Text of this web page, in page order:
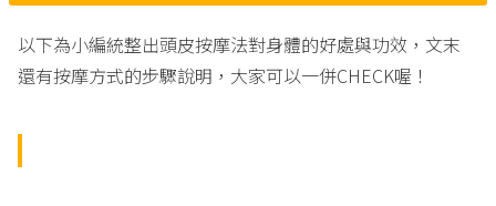
以下為小編統整出頭皮按摩法對身體的好處與功效，文末
還有按摩方式的步驟說明，大家可以一併CHECK喔！